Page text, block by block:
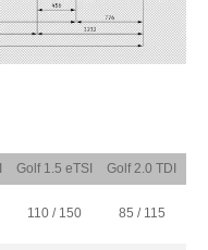
Golf 1.5 eTSI Golf 2.0 TDI
110 / 150 85 / 115